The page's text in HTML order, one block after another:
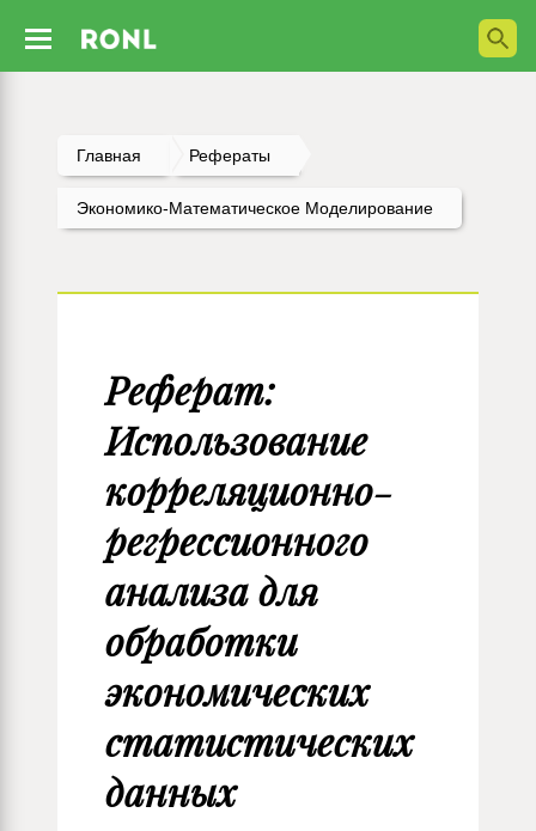
Главная Рефераты
Экономико-Математическое Моделирование
Реферат:
Использование
корреляционно-
регрессионного
анализа для
обработки
экономических
статистических
данных